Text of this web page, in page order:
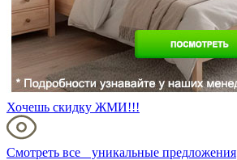
Хочешь скидку ЖМИ!!!
Смотреть все уникальные предложения